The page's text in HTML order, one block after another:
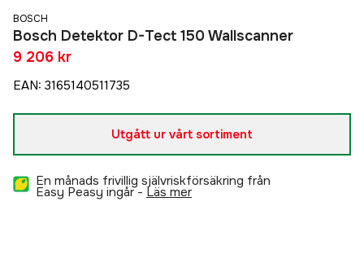
BOSCH
Bosch Detektor D-Tect 150 Wallscanner
9 206 kr
EAN: 3165140511735
Utgått ur vårt sortiment
En månads frivillig självriskförsäkring från
Easy Peasy ingår - läs mer